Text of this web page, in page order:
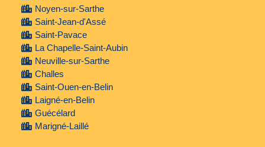
Noyen-sur-Sarthe
Saint-Jean-d'Assé
Saint-Pavace
La Chapelle-Saint-Aubin
Neuville-sur-Sarthe
Challes
Saint-Ouen-en-Belin
Laigné-en-Belin
Guécélard
Marigné-Laillé